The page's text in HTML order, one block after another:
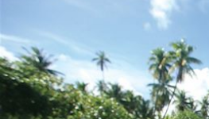
Voyages en bord de mer et îles
Multi-activités
Navigation Randonnée